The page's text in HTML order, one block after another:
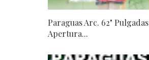
Paraguas Arc. 62" Pulgadas
Apertura...